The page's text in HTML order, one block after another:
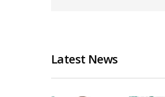
Latest News